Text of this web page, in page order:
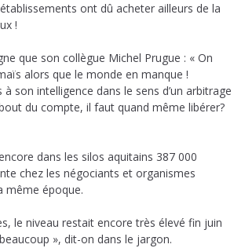
ont dû acheter ailleurs de la
!
que son collègue Michel Prugue : « On
alors que le monde en manque !
son intelligence dans le sens d’un arbitrage
du compte, il faut quand même libérer?
dans les silos aquitains 387 000
chez les négociants et organismes
même époque.
le niveau restait encore très élevé fin juin
», dit-on dans le jargon.